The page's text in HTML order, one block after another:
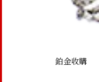
鉑金收購